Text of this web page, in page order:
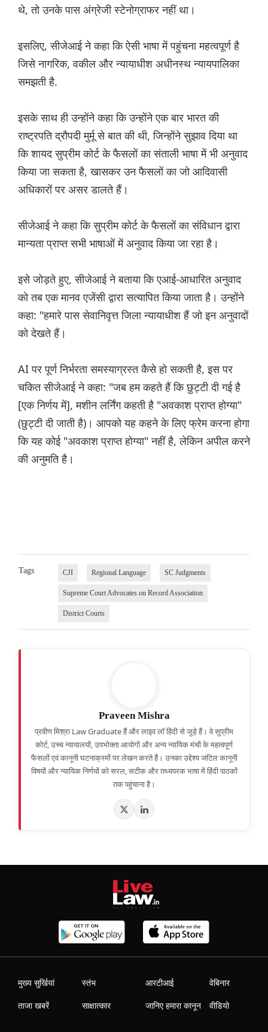
थे, तो उनके पास अंग्रेजी स्टेनोग्राफर नहीं था।
इसलिए, सीजेआई ने कहा कि ऐसी भाषा में पहुंचना महत्वपूर्ण है
जिसे नागरिक, वकील और न्यायाधीश अधीनस्थ न्यायपालिका
समझती है.
इसके साथ ही उन्होंने कहा कि उन्होंने एक बार भारत की
राष्ट्रपति द्रौपदी मुर्मू से बात की थी, जिन्होंने सुझाव दिया था
कि शायद सुप्रीम कोर्ट के फैसलों का संताली भाषा में भी अनुवाद
किया जा सकता है, खासकर उन फैसलों का जो आदिवासी
अधिकारों पर असर डालते हैं।
सीजेआई ने कहा कि सुप्रीम कोर्ट के फैसलों का संविधान द्वारा
मान्यता प्राप्त सभी भाषाओं में अनुवाद किया जा रहा है।
इसे जोड़ते हुए, सीजेआई ने बताया कि एआई-आधारित अनुवाद
को तब एक मानव एजेंसी द्वारा सत्यापित किया जाता है। उन्होंने
कहा: "हमारे पास सेवानिवृत्त जिला न्यायाधीश हैं जो इन अनुवादों
को देखते हैं।
AI पर पूर्ण निर्भरता समस्याग्रस्त कैसे हो सकती है, इस पर
चकित सीजेआई ने कहा: "जब हम कहते हैं कि छुट्टी दी गई है
[एक निर्णय में], मशीन लर्निंग कहती है "अवकाश प्राप्त होग्या"
(छुट्टी दी जाती है)। आपको यह कहने के लिए फ्रेम करना होगा
कि यह कोई "अवकाश प्राप्त होग्या" नहीं है, लेकिन अपील करने
की अनुमति है।
Tags CJI Regional Language SC Judgments
Supreme Court Advocates on Record Association
District Courts
Praveen Mishra
प्रवीण मिश्रा Law Graduate हैं और लाइव लॉ हिंदी से जुड़े हैं। वे सुप्रीम
कोर्ट, उच्च न्यायालयों, उपभोक्ता आयोगों और अन्य न्यायिक मंचों के महत्वपूर्ण
फैसलों एवं कानूनी घटनाक्रमों पर लेखन करते हैं। उनका उद्देश्य जटिल कानूनी
विषयों और न्यायिक निर्णयों को सरल, सटीक और तथ्यपरक भाषा में हिंदी पाठकों
तक पहुंचाना है।
मुख्य सुर्खियां
ताजा खबरें
स्तंभ
साक्षात्कार
आरटीआई
जानिए हमारा कानून
वेबिनार
वीडियो